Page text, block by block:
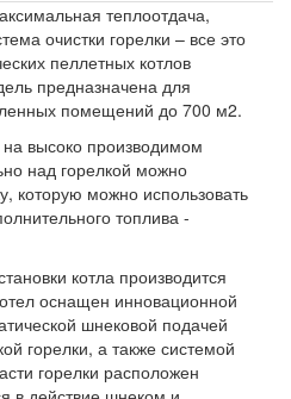
теплоотдача,
очистки горелки – все это
пеллетных котлов
предназначена для
помещений до 700 м2.
на высоко производимом
над горелкой можно
которую можно использовать
топлива -
котла производится
оснащен инновационной
шнековой подачей
горелки, а также системой
горелки расположен